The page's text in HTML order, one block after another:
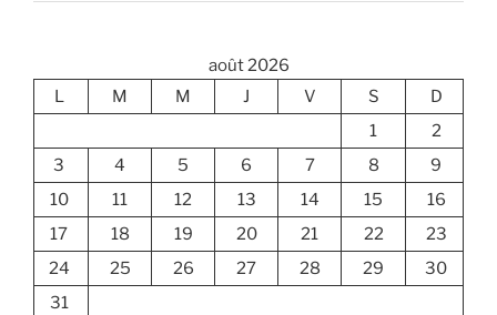
août 2026
L
M M J V S
D
1
2
3
4 5 6 7 8
9
10
11 12 13 14 15
16
17
18 19 20 21 22
23
24
25 26 27 28 29
30
31